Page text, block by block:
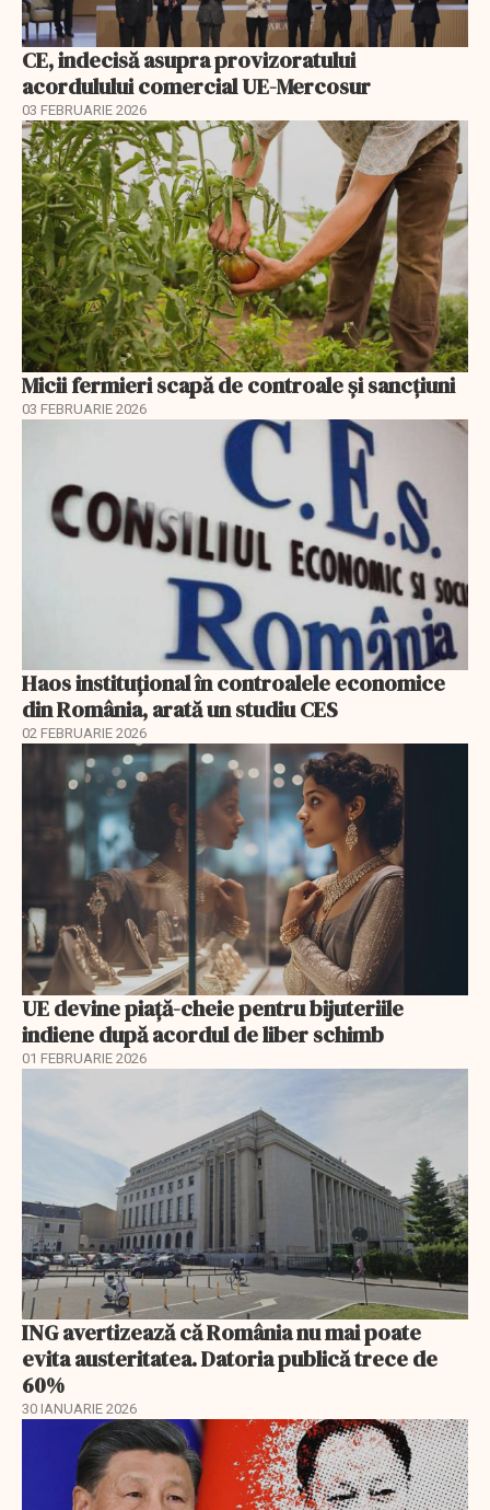
CE, indecisă asupra provizoratului
acordulului comercial UE-Mercosur
03 FEBRUARIE 2026
Micii fermieri scapă de controale și sancțiuni
03 FEBRUARIE 2026
Haos instituțional în controalele economice
din România, arată un studiu CES
02 FEBRUARIE 2026
UE devine piață-cheie pentru bijuteriile
indiene după acordul de liber schimb
01 FEBRUARIE 2026
ING avertizează că România nu mai poate
evita austeritatea. Datoria publică trece de
60%
30 IANUARIE 2026